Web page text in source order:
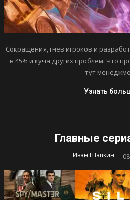
Сокращения, гнев игроков и
в 45% и куча других проблем. Что
тут
Узнать
Главные
Иван Шапкин -